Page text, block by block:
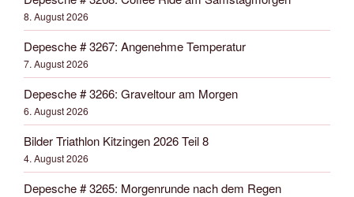
8. August 2026
Depesche # 3267: Angenehme Temperatur
7. August 2026
Depesche # 3266: Graveltour am Morgen
6. August 2026
Bilder Triathlon Kitzingen 2026 Teil 8
4. August 2026
Depesche # 3265: Morgenrunde nach dem Regen